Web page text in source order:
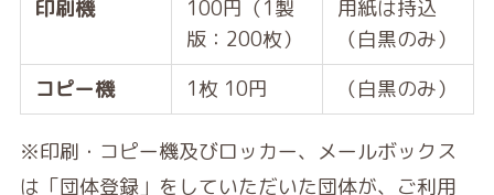
印刷機
100円（1製
版：200枚）
用紙は持込
（白黒のみ）
コピー機
1枚 10円 （白黒のみ）
※印刷・コピー機及びロッカー、メールボックス
は「団体登録」をしていただいた団体が、ご利用